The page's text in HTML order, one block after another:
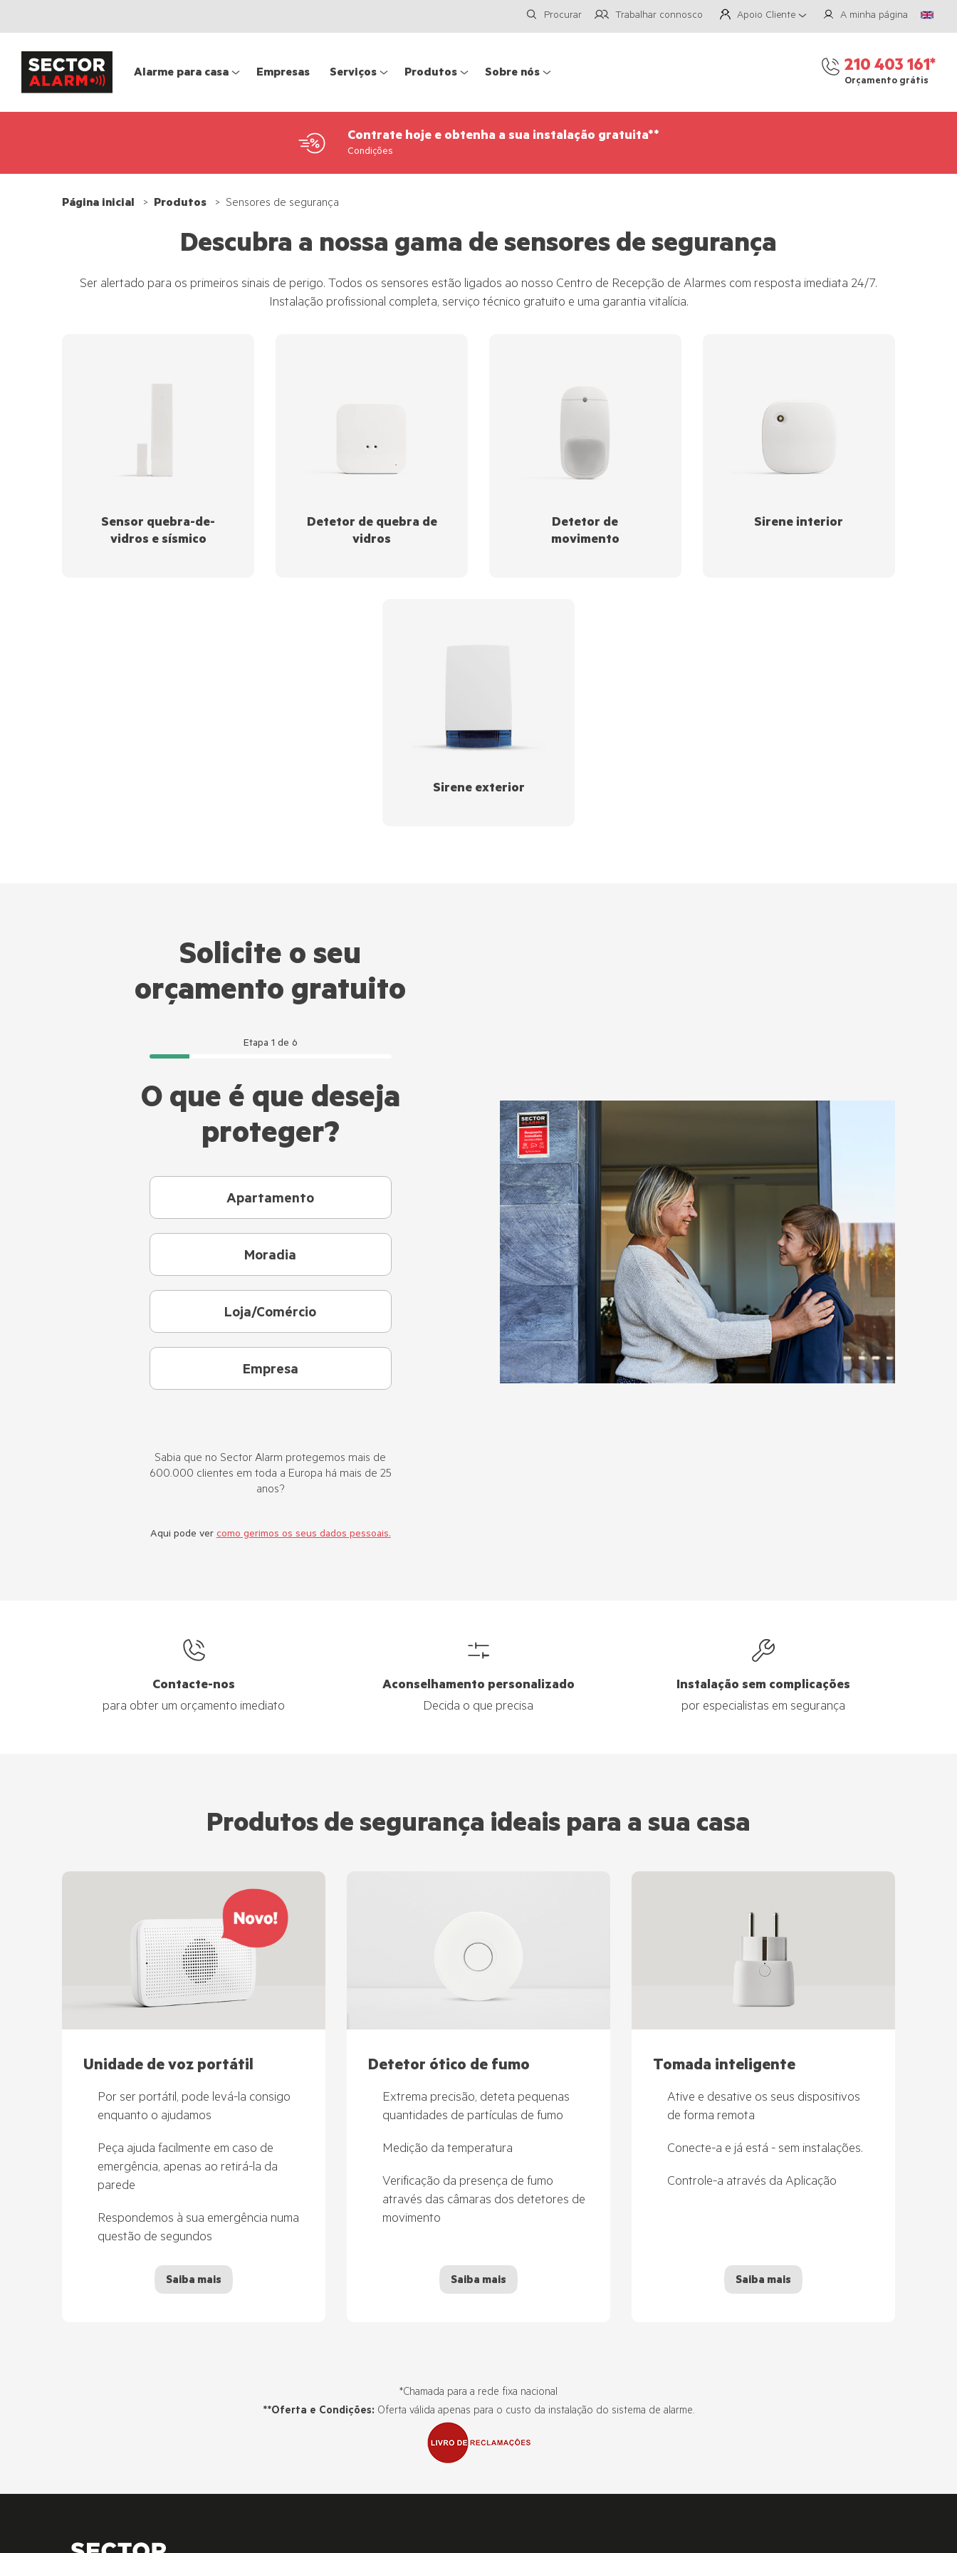
Procurar Trabalhar connosco Apoio Cliente A minha página
Alarme para casa Empresas Serviços Produtos Sobre nós 210 403 161*
Orçamento grátis
Contrate hoje e obtenha a sua instalação gratuita**
Condições
Página inicial Produtos Sensores de segurança
Descubra a nossa gama de sensores de segurança
Ser alertado para os primeiros sinais de perigo. Todos os sensores estão ligados ao nosso Centro de Recepção de Alarmes com resposta imediata 24/7.
Instalação profissional completa, serviço técnico gratuito e uma garantia vitalícia.
Sensor quebra-de-
vidros e sísmico
Detetor de quebra de
vidros
Detetor de
movimento
Sirene interior
Sirene exterior
Solicite o seu
orçamento gratuito
Etapa 1 de 6
O que é que deseja
proteger?
Apartamento
Moradia
Loja/Comércio
Empresa
Sabia que no Sector Alarm protegemos mais de
600.000 clientes em toda a Europa há mais de 25
anos?
Aqui pode vercomo gerimos os seus dados pessoais.
Contacte-nos
para obter um orçamento imediato
Aconselhamento personalizado
Decida o que precisa
Instalação sem complicações
por especialistas em segurança
Produtos de segurança ideais para a sua casa
Unidade de voz portátil
Por ser portátil, pode levá-la consigo
enquanto o ajudamos
Peça ajuda facilmente em caso de
emergência, apenas ao retirá-la da
parede
Respondemos à sua emergência numa
questão de segundos
Saiba mais
Detetor ótico de fumo
Extrema precisão, deteta pequenas
quantidades de partículas de fumo
Medição da temperatura
Verificação da presença de fumo
através das câmaras dos detetores de
movimento
Saiba mais
Tomada inteligente
Ative e desative os seus dispositivos
de forma remota
Conecte-a e já está - sem instalações.
Controle-a através da Aplicação
Saiba mais
*Chamada para a rede fixa nacional
**Oferta e Condições: Oferta válida apenas para o custo da instalação do sistema de alarme.